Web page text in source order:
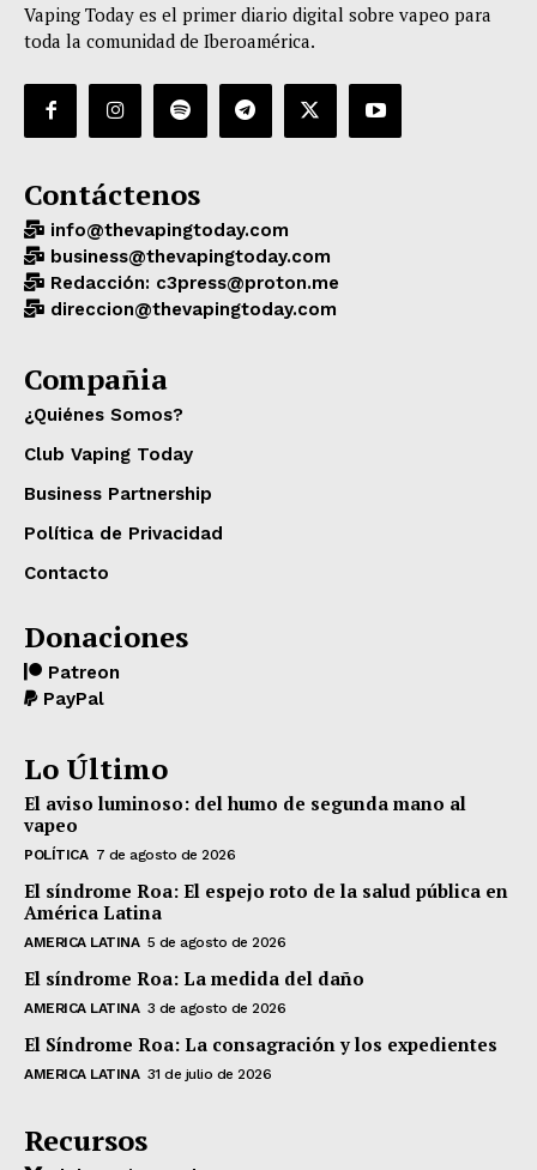
Vaping Today es el primer diario digital sobre vapeo para
toda la comunidad de Iberoamérica.
Contáctenos
info@thevapingtoday.com
business@thevapingtoday.com
Redacción: c3press@proton.me
direccion@thevapingtoday.com
Compañia
¿Quiénes Somos?
Club Vaping Today
Business Partnership
Política de Privacidad
Contacto
Donaciones
Patreon
PayPal
Lo Último
El aviso luminoso: del humo de segunda mano al
vapeo
POLÍTICA 7 de agosto de 2026
El síndrome Roa: El espejo roto de la salud pública en
América Latina
AMERICA LATINA 5 de agosto de 2026
El síndrome Roa: La medida del daño
AMERICA LATINA 3 de agosto de 2026
El Síndrome Roa: La consagración y los expedientes
AMERICA LATINA 31 de julio de 2026
Recursos